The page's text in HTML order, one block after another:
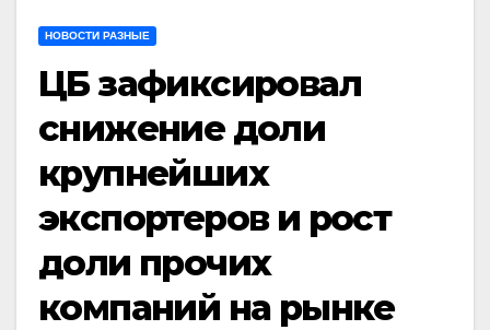
НОВОСТИ РАЗНЫЕ
ЦБ зафиксировал
снижение доли
крупнейших
экспортеров и рост
доли прочих
компаний на рынке